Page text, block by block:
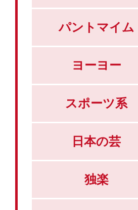
パントマイム
ヨーヨー
スポーツ系
日本の芸
独楽